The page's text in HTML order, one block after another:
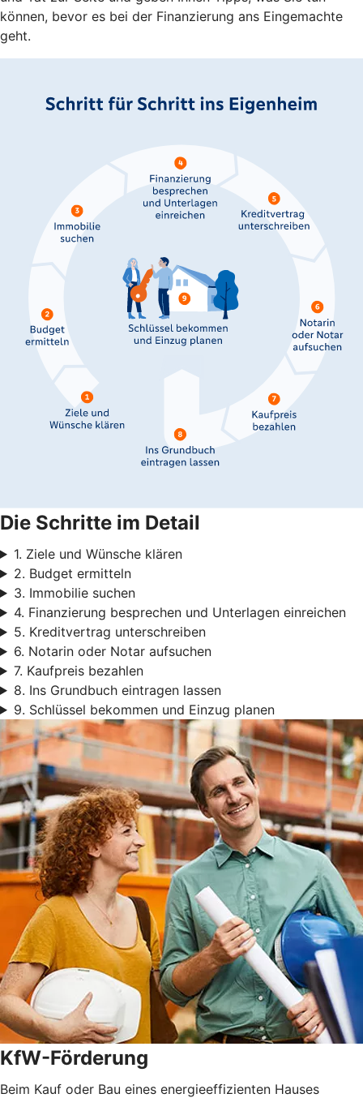
können, bevor es bei der Finanzierung ans Eingemachte
geht.
Die Schritte im Detail
1. Ziele und Wünsche klären
2. Budget ermitteln
3. Immobilie suchen
4. Finanzierung besprechen und Unterlagen einreichen
5. Kreditvertrag unterschreiben
6. Notarin oder Notar aufsuchen
7. Kaufpreis bezahlen
8. Ins Grundbuch eintragen lassen
9. Schlüssel bekommen und Einzug planen
KfW-Förderung
Beim Kauf oder Bau eines energieeffizienten Hauses